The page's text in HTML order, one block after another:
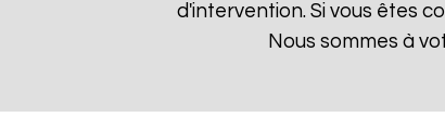
d'intervention. Si vous êtes
Nous sommes à